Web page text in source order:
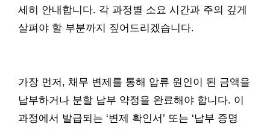
세히 안내합니다. 각 과정별 소요 시간과 주의 깊게
살펴야 할 부분까지 짚어드리겠습니다.
가장 먼저, 채무 변제를 통해 압류 원인이 된 금액을
납부하거나 분할 납부 약정을 완료해야 합니다. 이
과정에서 발급되는 ‘변제 확인서’ 또는 ‘납부 증명